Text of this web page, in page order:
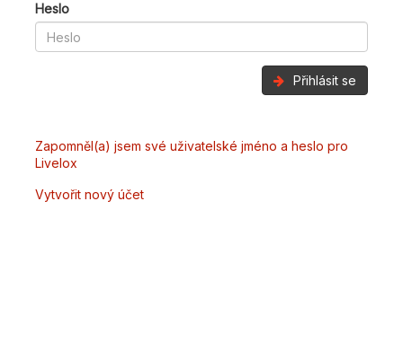
Heslo
Přihlásit se
Zapomněl(a) jsem své uživatelské jméno a heslo pro
Livelox
Vytvořit nový účet